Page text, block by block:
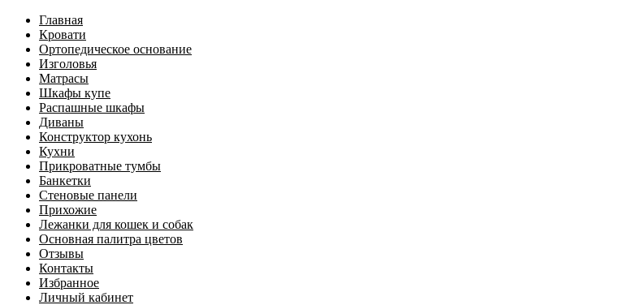
Главная
Кровати
Ортопедическое основание
Изголовья
Матрасы
Шкафы купе
Распашные шкафы
Диваны
Конструктор кухонь
Кухни
Прикроватные тумбы
Банкетки
Стеновые панели
Прихожие
Лежанки для кошек и собак
Основная палитра цветов
Отзывы
Контакты
Избранное
Личный кабинет